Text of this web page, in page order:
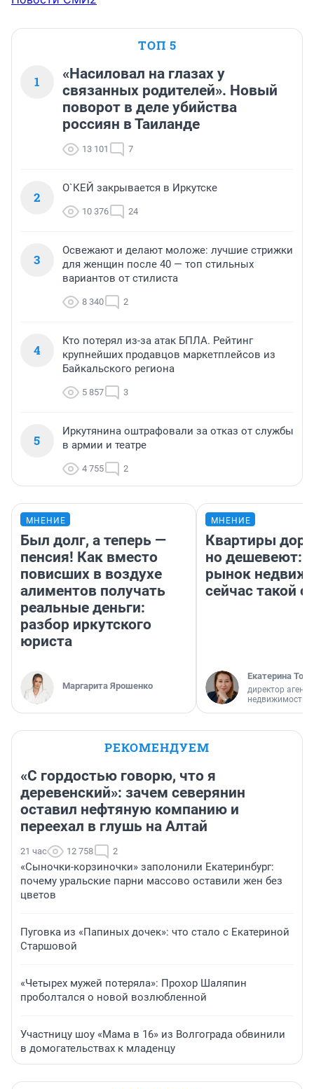
ТОП 5
1
«Насиловал на глазах у
связанных родителей». Новый
поворот в деле убийства
россиян в Таиланде
13 101 7
2
О`КЕЙ закрывается в Иркутске
10 376 24
3
Освежают и делают моложе: лучшие стрижки
для женщин после 40 — топ стильных
вариантов от стилиста
8 340 2
4
Кто потерял из-за атак БПЛА. Рейтинг
крупнейших продавцов маркетплейсов из
Байкальского региона
5 857 3
5
Иркутянина оштрафовали за отказ от службы
в армии и театре
4 755 2
МНЕНИЕ
Был долг, а теперь —
пенсия! Как вместо
повисших в воздухе
алиментов получать
реальные деньги:
разбор иркутского
юриста
Маргарита Ярошенко
МНЕНИЕ
Квартиры
но дешевеют:
рынок
сейчас такой
Екатерина
директор
недвижимости
РЕКОМЕНДУЕМ
«С гордостью говорю, что я
деревенский»: зачем северянин
оставил нефтяную компанию и
переехал в глушь на Алтай
21 час 12 758 2
«Сыночки-корзиночки» заполонили Екатеринбург:
почему уральские парни массово оставили жен без
цветов
Пуговка из «Папиных дочек»: что стало с Екатериной
Старшовой
«Четырех мужей потеряла»: Прохор Шаляпин
проболтался о новой возлюбленной
Участницу шоу «Мама в 16» из Волгограда обвинили
в домогательствах к младенцу